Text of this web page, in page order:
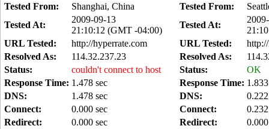
Tested From:
Shanghai, China
Tested At:
2009-09-13
21:10:12 (GMT -04:00)
URL Tested:
http://hyperrate.com
Resolved As:
114.32.237.23
Status:
couldn't connect to host
Response Time: 1.478 sec
DNS:
1.478 sec
Connect:
0.000 sec
Redirect:
0.000 sec
Tested From:
Tested At:
URL Tested:
Resolved As:
Status:
OK
Response Time:
DNS:
Connect:
Redirect: